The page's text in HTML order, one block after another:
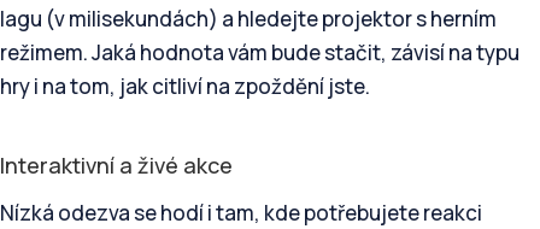
lagu (v milisekundách) a hledejte projektor s herním
režimem. Jaká hodnota vám bude stačit, závisí na typu
hry i na tom, jak citliví na zpoždění jste.
Interaktivní a živé akce
Nízká odezva se hodí i tam, kde potřebujete reakci